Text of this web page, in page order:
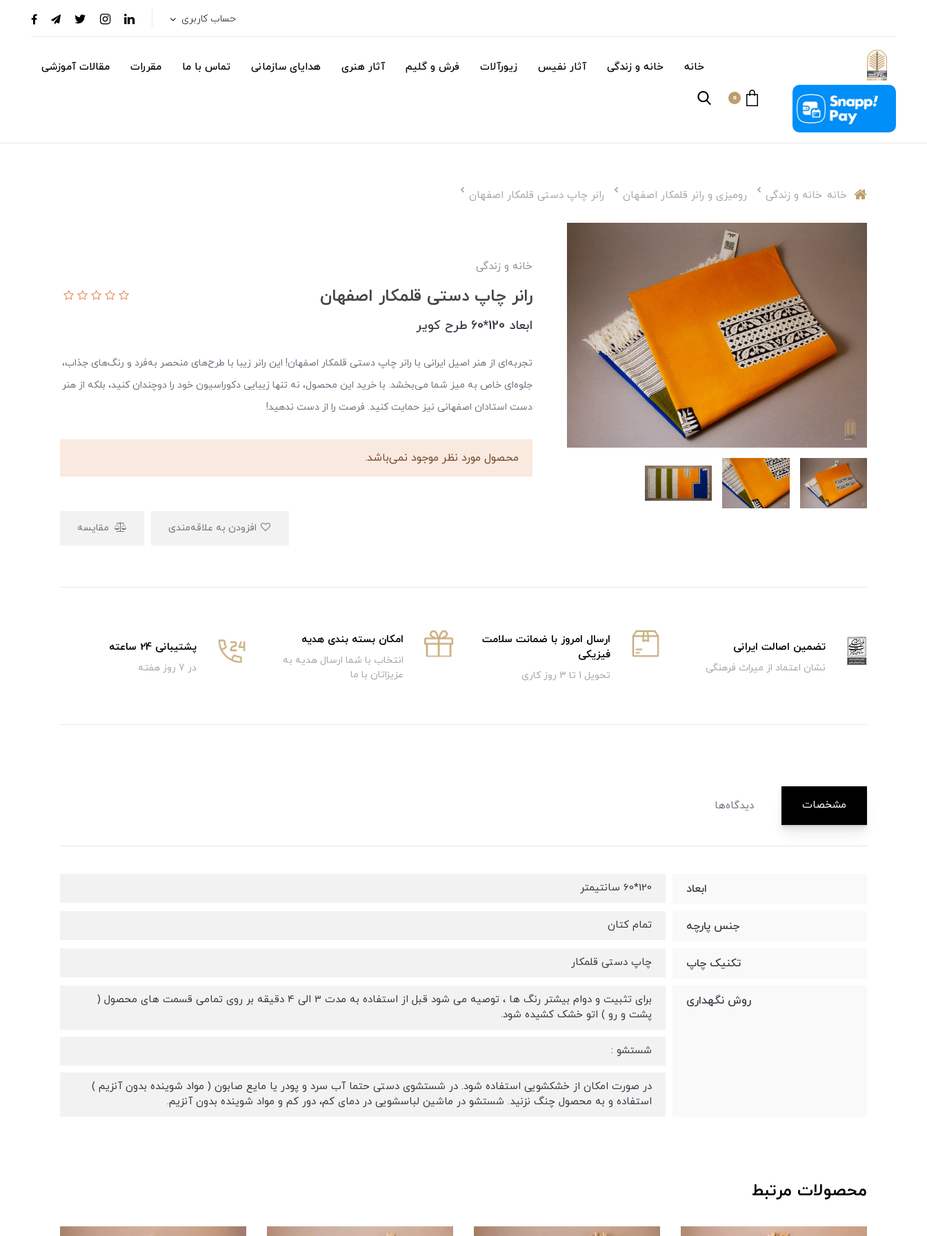
حساب کاربری
خانه خانه و زندگی آثار نفیس زیورآلات فرش و گلیم آثار هنری هدایای سازمانی تماس با ما مقررات مقالات آموزشی
0
خانه خانه و زندگی رومیزی و رانر قلمکار اصفهان رانر چاپ دستی قلمکار اصفهان
خانه و زندگی
رانر چاپ دستی قلمکار اصفهان
ابعاد 120*60 طرح کویر
تجربه‌ای از هنر اصیل ایرانی با رانر چاپ دستی قلمکار اصفهان! این رانر زیبا با طرح‌های منحصر به‌فرد و رنگ‌های جذاب،
جلوه‌ای خاص به میز شما می‌بخشد. با خرید این محصول، نه تنها زیبایی دکوراسیون خود را دوچندان کنید، بلکه از هنر
دست استادان اصفهانی نیز حمایت کنید. فرصت را از دست ندهید!
محصول مورد نظر موجود نمی‌باشد.
مقایسه
تضمین اصالت ایرانی
نشان اعتماد از میراث فرهنگی
ارسال امروز با ضمانت سلامت
فیزیکی
تحویل 1 تا 3 روز کاری
امکان بسته بندی هدیه
انتخاب با شما ارسال هدیه به
عزیزاتان با ما
پشتیبانی 24 ساعته
در 7 روز هفته
مشخصات دیدگاه‌ها
ابعاد 120*60 سانتیمتر
جنس پارچه تمام کتان
تکنیک چاپ چاپ دستی قلمکار
روش نگهداری
برای تثبیت و دوام بیشتر رنگ ها ، توصیه می شود قبل از استفاده به مدت 3 الی 4 دقیقه بر روی تمامی قسمت های محصول (
پشت و رو ) اتو خشک کشیده شود.
شستشو :
در صورت امکان از خشکشویی استفاده شود. در شستشوی دستی حتما آب سرد و پودر یا مایع صابون ( مواد شوینده بدون آنزیم )
استفاده و به محصول چنگ نزنید. شستشو در ماشین لباسشویی در دمای کم، دور کم و مواد شوینده بدون آنزیم.
محصولات مرتبط